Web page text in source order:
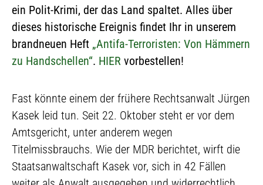
ein Polit-Krimi, der das Land spaltet. Alles über
dieses historische Ereignis findet Ihr in unserem
brandneuen Heft „Antifa-Terroristen: Von Hämmern
zu Handschellen“. HIER vorbestellen!
Fast könnte einem der frühere Rechtsanwalt Jürgen
Kasek leid tun. Seit 22. Oktober steht er vor dem
Amtsgericht, unter anderem wegen
Titelmissbrauchs. Wie der MDR berichtet, wirft die
Staatsanwaltschaft Kasek vor, sich in 42 Fällen